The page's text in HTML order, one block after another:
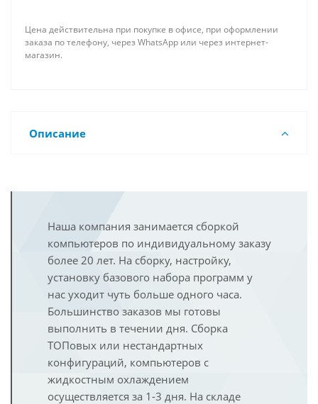
Цена действительна при покупке в офисе, при оформлении
заказа по телефону, через WhatsApp или через интернет-
магазин.
Описание
Наша компания занимается сборкой
компьютеров по индивидуальному заказу
более 20 лет. На сборку, настройку,
установку базового набора программ у
нас уходит чуть больше одного часа.
Большинство заказов мы готовы
выполнить в течении дня. Сборка
ТОПовых или нестандартных
конфигураций, компьютеров с
жидкостным охлаждением
осуществляется за 1-3 дня. На складе